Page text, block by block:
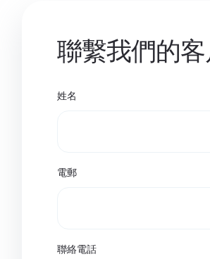
聯繫我們的
姓名
電郵
聯絡電話